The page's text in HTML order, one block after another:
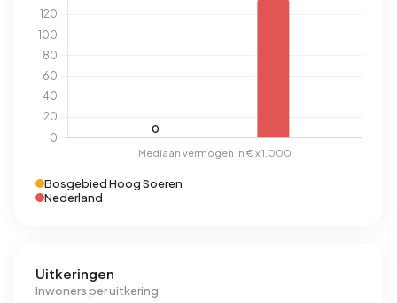
Bosgebied Hoog Soeren
Nederland
Uitkeringen
Inwoners per uitkering